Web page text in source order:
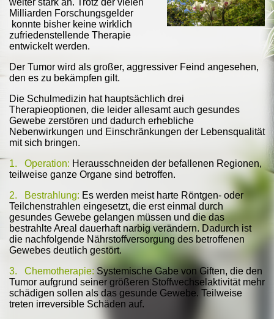
weiter stark an. Trotz der vielen
Milliarden Forschungsgelder
konnte bisher keine wirklich
zufriedenstellende Therapie
entwickelt werden.
Der Tumor wird als großer, aggressiver Feind angesehen,
den es zu bekämpfen gilt.
Die Schulmedizin hat hauptsächlich drei
Therapieoptionen, die leider allesamt auch gesundes
Gewebe zerstören und dadurch erhebliche
Nebenwirkungen und Einschränkungen der Lebensqualität
mit sich bringen.
1. Operation: Herausschneiden der befallenen Regionen,
teilweise ganze Organe sind betroffen.
2.
Bestrahlung: Es werden meist harte Röntgen- oder
Teilchenstrahlen eingesetzt, die erst einmal durch
gesundes Gewebe gelangen müssen und die das
bestrahlte Areal dauerhaft narbig verändern. Dadurch ist
die nachfolgende Nährstoffversorgung des betroffenen
Gewebes deutlich gestört.
3. Chemotherapie: Systemische Gabe von Giften, die den
Tumor aufgrund seiner größeren Stoffwechselaktivität mehr
schädigen sollen als das gesunde Gewebe. Teilweise
treten irreversible Schäden auf.